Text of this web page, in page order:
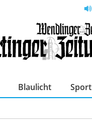
Blaulicht Sport